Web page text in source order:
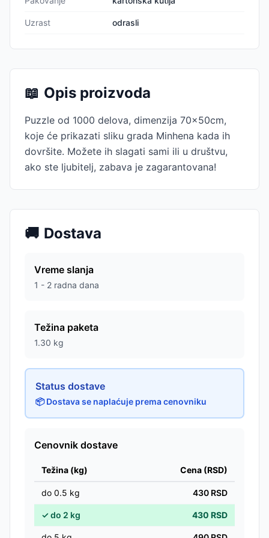
Uzrast odrasli
📖 Opis proizvoda
Puzzle od 1000 delova, dimenzija 70x50cm,
koje će prikazati sliku grada Minhena kada ih
dovršite. Možete ih slagati sami ili u društvu,
ako ste ljubitelj, zabava je zagarantovana!
🚚 Dostava
Vreme slanja
1 - 2 radna dana
Težina paketa
1.30 kg
Status dostave
📦 Dostava se naplaćuje prema cenovniku
Cenovnik dostave
Težina (kg) Cena (RSD)
do 0.5 kg 430 RSD
✓do 2 kg 430 RSD